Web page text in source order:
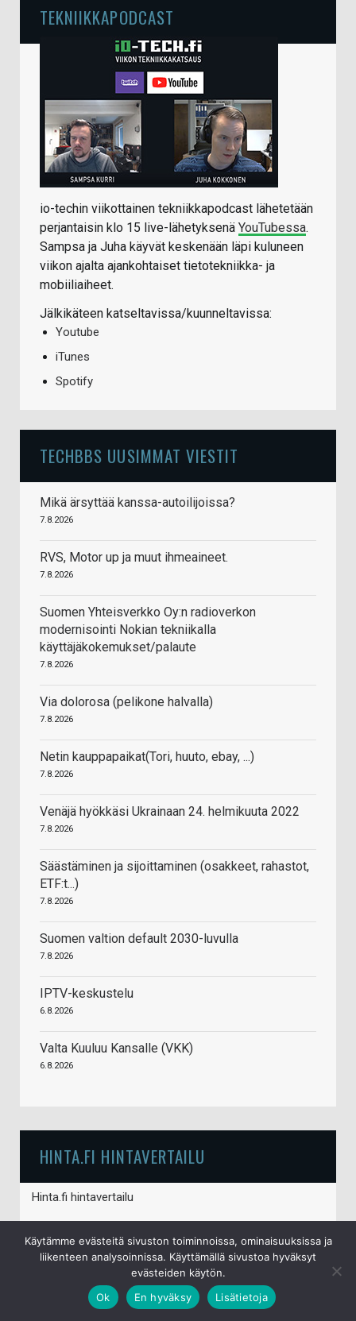
TEKNIIKKAPODCAST
io-techin viikottainen tekniikkapodcast lähetetään
perjantaisin klo 15 live-lähetyksenä YouTubessa.
Sampsa ja Juha käyvät keskenään läpi kuluneen
viikon ajalta ajankohtaiset tietotekniikka- ja
mobiiliaiheet.
Jälkikäteen katseltavissa/kuunneltavissa:
Youtube
iTunes
Spotify
TECHBBS UUSIMMAT VIESTIT
Mikä ärsyttää kanssa-autoilijoissa?
7.8.2026
RVS, Motor up ja muut ihmeaineet.
7.8.2026
Suomen Yhteisverkko Oy:n radioverkon
modernisointi Nokian tekniikalla
käyttäjäkokemukset/palaute
7.8.2026
Via dolorosa (pelikone halvalla)
7.8.2026
Netin kauppapaikat(Tori, huuto, ebay, ...)
7.8.2026
Venäjä hyökkäsi Ukrainaan 24. helmikuuta 2022
7.8.2026
Säästäminen ja sijoittaminen (osakkeet, rahastot,
ETF:t...)
7.8.2026
Suomen valtion default 2030-luvulla
7.8.2026
IPTV-keskustelu
6.8.2026
Valta Kuuluu Kansalle (VKK)
6.8.2026
HINTA.FI HINTAVERTAILU
Hinta.fi hintavertailu
© S&J Media Oy
Käytämme evästeitä sivuston toiminnoissa, ominaisuuksissa ja
liikenteen analysoinnissa. Käyttämällä sivustoa hyväksyt
evästeiden käytön.
Ok
En hyväksy Lisätietoja